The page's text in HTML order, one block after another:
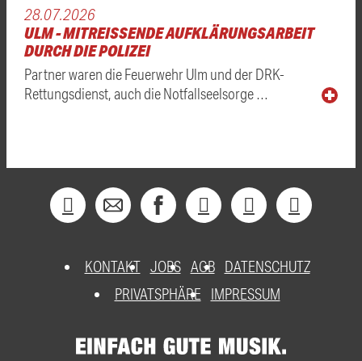
28.07.2026
ULM - MITREISSENDE AUFKLÄRUNGSARBEIT D
URCH DIE POLIZEI
Partner waren die Feuerwehr Ulm und der DRK-
Rettungsdienst, auch die Notfallseelsorge …
KONTAKT JOBS AGB DATENSCHUTZ
PRIVATSPHÄRE
IMPRESSUM